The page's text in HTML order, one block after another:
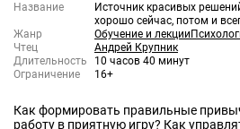
Название
Источник красивых
хорошо сейчас, потом и
Жанр
Обучение и лекции
Чтец
Андрей Крупник
Длительность
10 часов 40 минут
Ограничение
16+
Как формировать правильные
работу в приятную игру? Как